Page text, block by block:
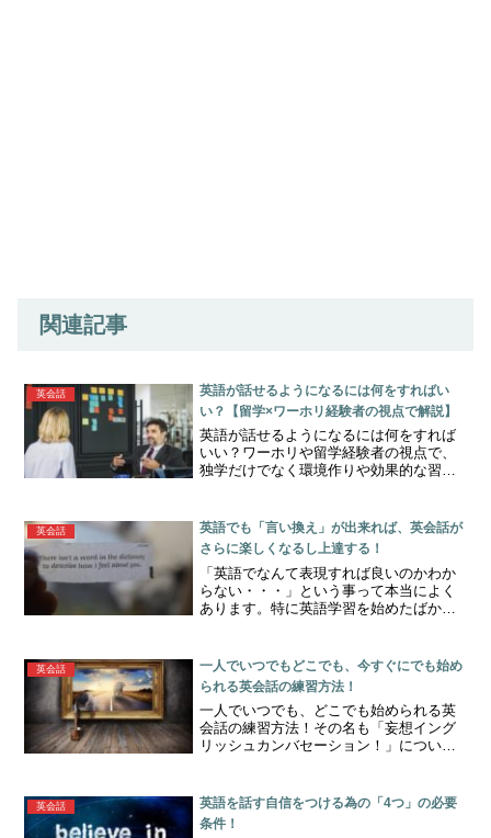
関連記事
英会話
英語が話せるようになるには何をすればい
い？【留学×ワーホリ経験者の視点で解説】
英語が話せるようになるには何をすれば
いい？ワーホリや留学経験者の視点で、
独学だけでなく環境作りや効果的な習慣
英会話
英語でも「言い換え」が出来れば、英会話が
さらに楽しくなるし上達する！
「英語でなんて表現すれば良いのかわか
らない・・・」という事って本当によく
あります。特に英語学習を始めたばかり
と言うことです！この「言い換え」が出
来るようになれば、英会話も上達します
し、もっとスムーズに会話が出来るよう
になります！
英会話
一人でいつでもどこでも、今すぐにでも始め
られる英会話の練習方法！
一人でいつでも、どこでも始められる英
会話の練習方法！その名も「妄想イング
リッシュカンバセーション！」について
英会話
英語を話す自信をつける為の「4つ」の必要
条件！